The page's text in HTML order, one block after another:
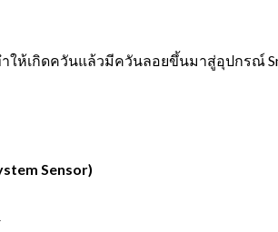
ำให้เกิดควันแล้วมีควันลอยขึ้นมาสู่อุปกร
Sensor)